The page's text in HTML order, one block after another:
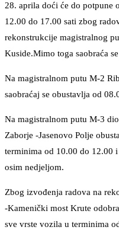
28. aprila doći će do potpune
12.00 do 17.00 sati zbog
rekonstrukcije magistralnog
Kuside.Mimo toga saobraća
Na magistralnom putu M-2
saobraćaj se obustavlja od
Na magistralnom putu M-3
Zaborje -Jasenovo Polje
terminima od 10.00 do 12.00
osim nedjeljom.
Zbog izvođenja radova na
-Kamenički most Krute
sve vrste vozila u terminima